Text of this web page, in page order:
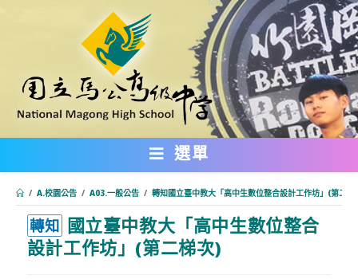
內
選單
/ A.校園公告 / A03.一般公告 / 轉知國立臺中教大「高中生數位整合設計工作坊」(第二梯
轉知 國立臺中教大「高中生數位整合
設計工作坊」(第二梯次)